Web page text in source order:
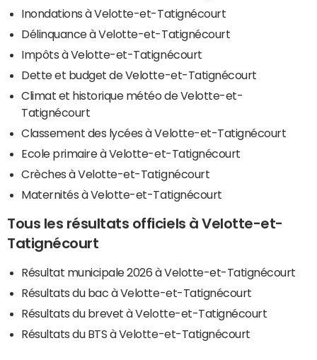
Inondations à Velotte-et-Tatignécourt
Délinquance à Velotte-et-Tatignécourt
Impôts à Velotte-et-Tatignécourt
Dette et budget de Velotte-et-Tatignécourt
Climat et historique météo de Velotte-et-
Tatignécourt
Classement des lycées à Velotte-et-Tatignécourt
Ecole primaire à Velotte-et-Tatignécourt
Crèches à Velotte-et-Tatignécourt
Maternités à Velotte-et-Tatignécourt
Tous les résultats officiels à Velotte-et-
Tatignécourt
Résultat municipale 2026 à Velotte-et-Tatignécourt
Résultats du bac à Velotte-et-Tatignécourt
Résultats du brevet à Velotte-et-Tatignécourt
Résultats du BTS à Velotte-et-Tatignécourt